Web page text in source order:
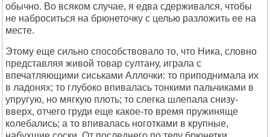
обычно. Во всяком случае, я едва сдерживался, чтобы
не наброситься на брюнеточку с целью разложить ее на
месте.
Этому еще сильно способствовало то, что Ника, словно
представляя живой товар султану, играла с
впечатляющими сиськами Аллочки: то приподнимала их
в ладонях; то глубоко впивалась тонкими пальчиками в
упругую, но мягкую плоть; то слегка шлепала снизу-
вверх, отчего груди еще какое-то время пружиняще
колебались; а то впивалась ноготками в крупные,